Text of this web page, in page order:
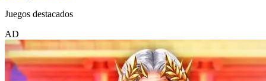
Juegos destacados
AD